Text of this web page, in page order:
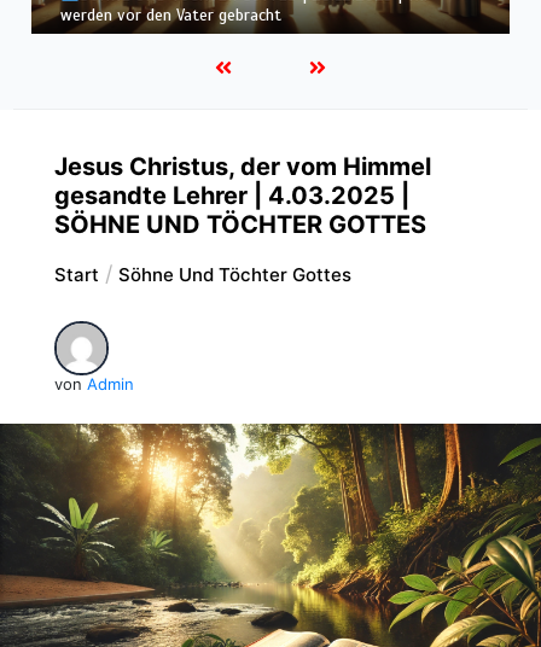
befunden – wir werden in Weiß wandeln
Jesus Christus, der vom Himmel
gesandte Lehrer | 4.03.2025 |
SÖHNE UND TÖCHTER GOTTES
Start Söhne Und Töchter Gottes
von Admin